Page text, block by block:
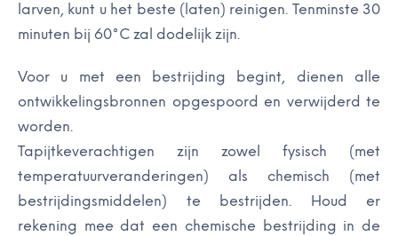
larven, kunt u het beste (laten) reinigen. Tenminste 30
minuten bij 60°C zal dodelijk zijn.
Voor u met een bestrijding begint, dienen alle
ontwikkelingsbronnen opgespoord en verwijderd te
worden.
Tapijtkeverachtigen zijn zowel fysisch (met
temperatuurveranderingen) als chemisch (met
bestrijdingsmiddelen) te bestrijden. Houd er
rekening mee dat een chemische bestrijding in de